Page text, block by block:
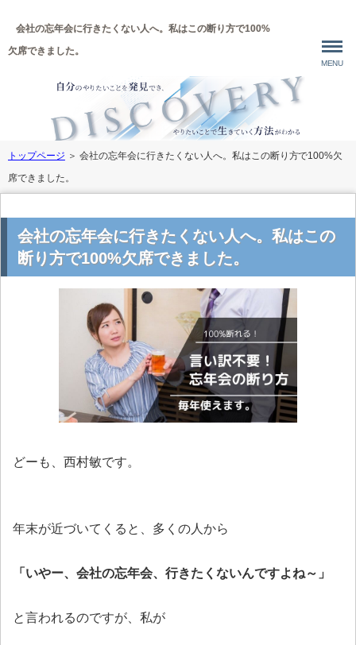
会社の忘年会に行きたくない人へ。私はこの断り方で100%
欠席できました。
MENU
トップページ ＞ 会社の忘年会に行きたくない人へ。私はこの断り方で100%欠
席できました。
会社の忘年会に行きたくない人へ。私はこの
断り方で100%欠席できました。
どーも、西村敏です。
年末が近づいてくると、多くの人から
「いやー、会社の忘年会、行きたくないんですよね～」
と言われるのですが、私が